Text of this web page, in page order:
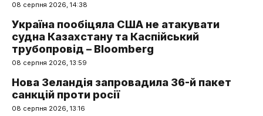
08 серпня 2026, 14:38
Україна пообіцяла США не атакувати
судна Казахстану та Каспійський
трубопровід – Bloomberg
08 серпня 2026, 13:59
Нова Зеландія запровадила 36-й пакет
санкцій проти росії
08 серпня 2026, 13:16